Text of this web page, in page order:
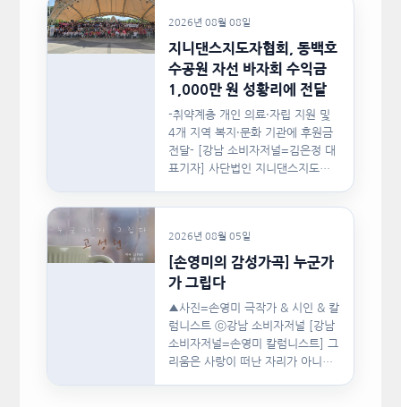
2026년 08월 08일
지니댄스지도자협회, 동백호
수공원 자선 바자회 수익금
1,000만 원 성황리에 전달
-취약계층 개인 의료·자립 지원 및
4개 지역 복지·문화 기관에 후원금
전달- [강남 소비자저널=김은정 대
표기자] 사단법인 지니댄스지도자
지난…
2026년 08월 05일
[손영미의 감성가곡] 누군가
가 그립다
▲사진=손영미 극작가 & 시인 & 칼
럼니스트 ⓒ강남 소비자저널 [강남
소비자저널=손영미 칼럼니스트] 그
리움은 사랑이 떠난 자리가 아니라,